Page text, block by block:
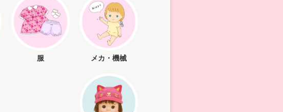
服 メカ・機械